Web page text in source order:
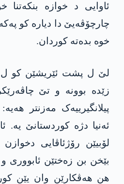
ئاوایی د خوازە
چارچۆڤەیێ دا دیارە کو
خوە بدەته‌ کوردان.
لێ ل پشت ئێریشێن کو ل
زێدە بوونە و تێ
پیلانگیرییەک مەزنتر
ئەنیا دژە کوردستانێ یە.
لۆبیێن رۆژئاڤایی
بێخن بن زەختێن
هن هەڤکارێن وان یێن